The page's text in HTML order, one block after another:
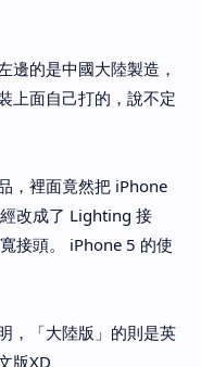
邊的是中國大陸製造，
上面自己打的，說不定
，裡面竟然把 iPhone
改成了 Lighting 接
接頭。 iPhone 5 的使
，「大陸版」的則是英
版XD